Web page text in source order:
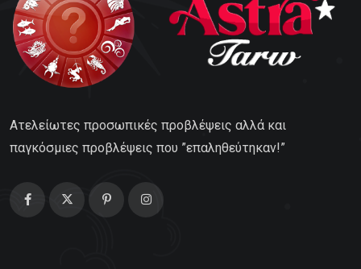
Ατελείωτες προσωπικές προβλέψεις αλλά και
παγκόσμιες προβλέψεις που ”επαληθεύτηκαν!”